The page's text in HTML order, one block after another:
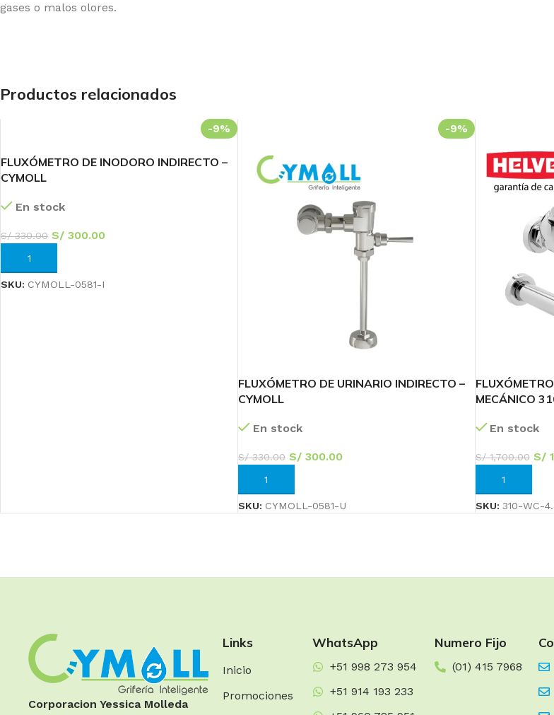
¡Ofertas
gases o malos olores.
Productos relacionados
-9%
FLUXÓMETRO DE INODORO INDIRECTO –
CYMOLL
En stock
S/330.00 S/ 300.00
AÑADIR AL CARRITO
SKU: CYMOLL-0581-I
-9%
FLUXÓMETRO DE URINARIO INDIRECTO –
CYMOLL
En stock
S/330.00 S/300.00
AÑADIR AL CARRITO
SKU: CYMOLL-0581-U
MECÁNICO
En stock
S/1,700.00 S/
AÑADIR AL
SKU: 310-WC-
Corporacion Yessica Molleda
Links
Inicio
Promociones
WhatsApp
+51 998 273 954
+51 914 193 233
Numero Fijo
(01) 415 7968